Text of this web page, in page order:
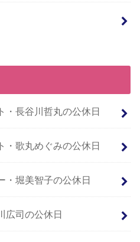
長谷川哲丸の公休日
歌丸めぐみの公休日
堀美智子の公休日
司の公休日